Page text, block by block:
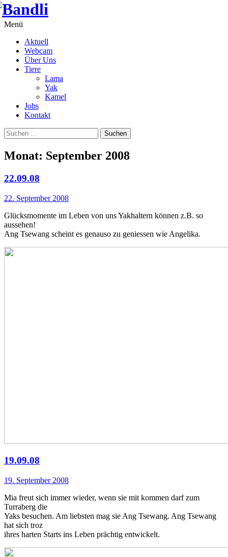
Springe
zum
Inhalt
Menü
Aktuell
Webcam
Über Uns
Tiere
Lama
Yak
Kamel
Jobs
Kontakt
Suchen
nach:
Monat: September 2008
22.09.08
22. September 2008
Glücksmomente im Leben von uns Yakhaltern können z.B. so
aussehen!
Ang Tsewang scheint es genauso zu geniessen wie Angelika.
19.09.08
19. September 2008
Mia freut sich immer wieder, wenn sie mit kommen darf zum
Turraberg die
Yaks besuchen. Am liebsten mag sie Ang Tsewang. Ang Tsewang
hat sich troz
ihres harten Starts ins Leben prächtig entwickelt.